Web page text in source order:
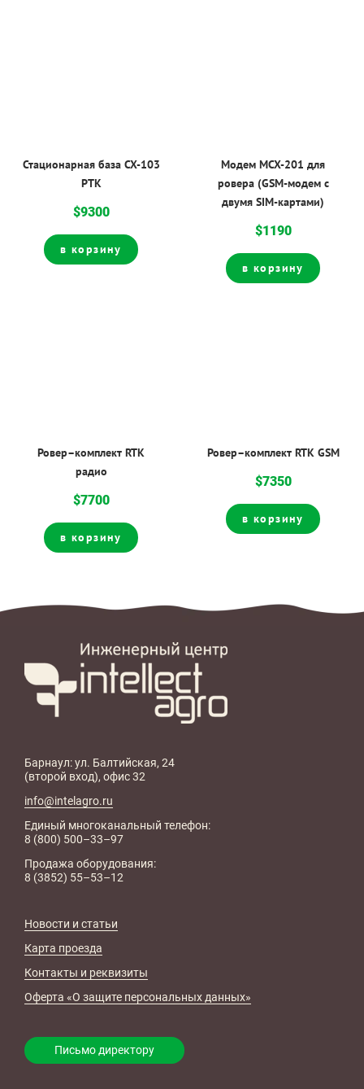
Стационарная база CX-103
РТК
$9300
в корзину
Модем MCX-201 для
ровера (GSM-модем с
двумя SIM-картами)
$1190
в корзину
Ровер–комплект RTK
радио
$7700
в корзину
Ровер–комплект RTK GSM
$7350
в корзину
Барнаул: ул. Балтийская, 24
(второй вход), офис 32
info@intelagro.ru
Единый многоканальный телефон:
8 (800) 500–33–97
Продажа оборудования:
8 (3852) 55–53–12
Новости и статьи
Карта проезда
Контакты и реквизиты
Оферта «О защите персональных данных»
Письмо директору